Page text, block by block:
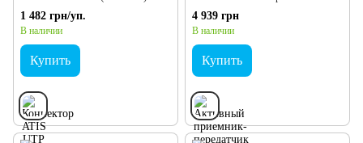
1 482 грн/уп.
В наличии
Купить
AL-331HD
4 939 грн
В наличии
Купить